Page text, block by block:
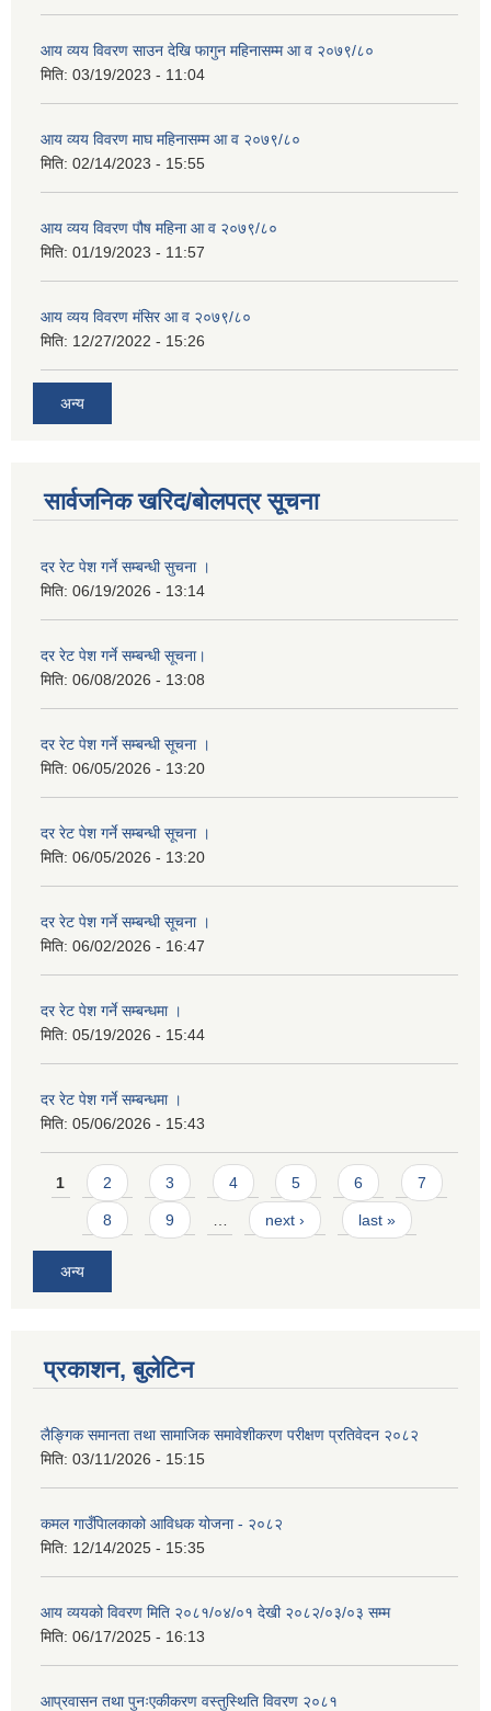
आय व्यय विवरण साउन देखि फागुन महिनासम्म आ व २०७९/८०
मिति: 03/19/2023 - 11:04
आय व्यय विवरण माघ महिनासम्म आ व २०७९/८०
मिति: 02/14/2023 - 15:55
आय व्यय विवरण पौष महिना आ व २०७९/८०
मिति: 01/19/2023 - 11:57
आय व्यय विवरण मंसिर आ व २०७९/८०
मिति: 12/27/2022 - 15:26
अन्य
सार्वजनिक खरिद/बोलपत्र सूचना
दर रेट पेश गर्ने सम्बन्धी सुचना ।
मिति: 06/19/2026 - 13:14
दर रेट पेश गर्ने सम्बन्धी सूचना।
मिति: 06/08/2026 - 13:08
दर रेट पेश गर्ने सम्बन्धी सूचना ।
मिति: 06/05/2026 - 13:20
दर रेट पेश गर्ने सम्बन्धी सूचना ।
मिति: 06/05/2026 - 13:20
दर रेट पेश गर्ने सम्बन्धी सूचना ।
मिति: 06/02/2026 - 16:47
दर रेट पेश गर्ने सम्बन्धमा ।
मिति: 05/19/2026 - 15:44
दर रेट पेश गर्ने सम्बन्धमा ।
मिति: 05/06/2026 - 15:43
Pages
1 2 3 4 5 6 7
8 9 … next › last »
अन्य
प्रकाशन, बुलेटिन
लैङ्गिक समानता तथा सामाजिक समावेशीकरण परीक्षण प्रतिवेदन २०८२
मिति: 03/11/2026 - 15:15
कमल गाउँपािलकाको आविधक योजना - २०८२
मिति: 12/14/2025 - 15:35
आय व्ययको विवरण मिति २०८१/०४/०१ देखी २०८२/०३/०३ सम्म
मिति: 06/17/2025 - 16:13
आप्रवासन तथा पुनःएकीकरण वस्तुस्थिति विवरण २०८१